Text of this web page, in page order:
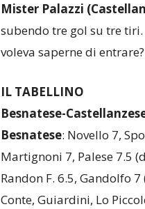
Mister Palazzi
subendo tre gol su tre
voleva saperne di
IL TABELLINO
Besnatese-
Besnatese: Novello 7,
Martignoni 7, Palese 7.5
Randon F. 6.5, Gandolfo 7
Conte, Guiardini, Lo